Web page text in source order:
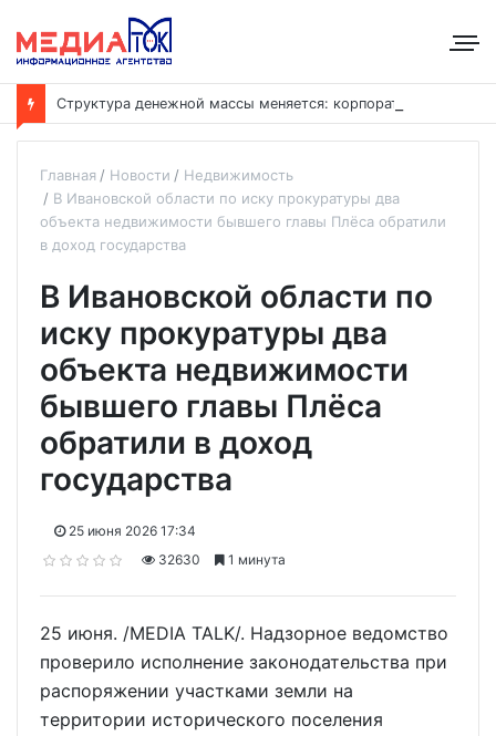
Главная Новости
Недвижимость
В Ивановской области по иску прокуратуры два
объекта недвижимости бывшего главы Плёса обратили
в доход государства
В Ивановской области по
иску прокуратуры два
объекта недвижимости
бывшего главы Плёса
обратили в доход
государства
25 июня 2026 17:34
32630
1 минута
25 июня. /MEDIA TALK/. Надзорное ведомство
проверило исполнение законодательства при
распоряжении участками земли на
территории исторического поселения